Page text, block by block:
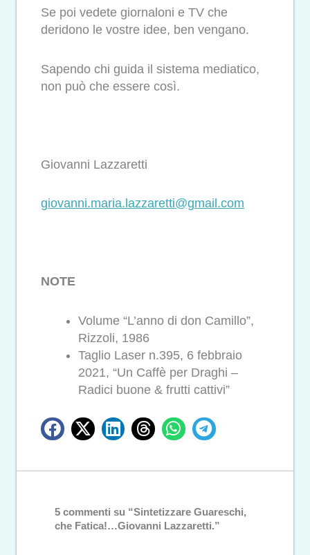
Se poi vedete giornaloni e TV che
deridono le vostre idee, ben vengano.
Sapendo chi guida il sistema mediatico,
non può che essere così.
Giovanni Lazzaretti
giovanni.maria.lazzaretti@gmail.com
NOTE
Volume “L’anno di don Camillo”,
Rizzoli, 1986
Taglio Laser n.395, 6 febbraio
2021, “Un Caffè per Draghi –
Radici buone & frutti cattivi”
5 commenti su “Sintetizzare Guareschi,
che Fatica!…Giovanni Lazzaretti.”